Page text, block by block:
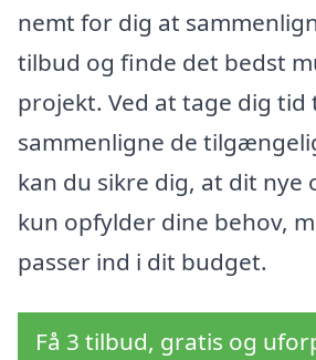
nemt for dig at
tilbud og finde det bedst
projekt. Ved at tage dig tid
sammenligne de
kan du sikre dig, at dit nye
kun opfylder dine behov,
passer ind i dit budget.
Få 3 tilbud, gratis og